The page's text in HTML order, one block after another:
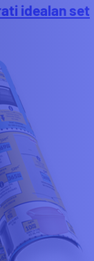
idealan set